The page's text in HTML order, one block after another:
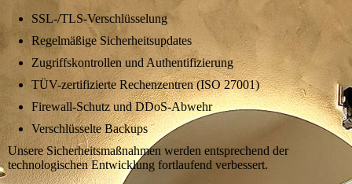
SSL-/TLS-Verschlüsselung
Regelmäßige Sicherheitsupdates
Zugriffskontrollen und Authentifizierung
TÜV-zertifizierte Rechenzentren (ISO 27001)
Firewall-Schutz und DDoS-Abwehr
Verschlüsselte Backups
Unsere Sicherheitsmaßnahmen werden entsprechend der
technologischen Entwicklung fortlaufend verbessert.